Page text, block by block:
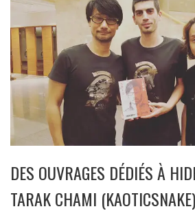
DES OUVRAGES DÉDIÉS À
TARAK CHAMI (KAOTICSNAKE)